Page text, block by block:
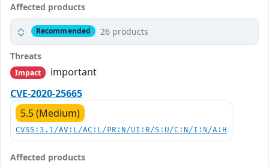
Affected products
Recommended 26 products
Threats
Impact
important
CVE-2020-25665
5.5 (Medium)
CVSS:3.1/AV:L/AC:L/PR:N/UI:R/S:U/C:N/I:N/A:H
Affected products